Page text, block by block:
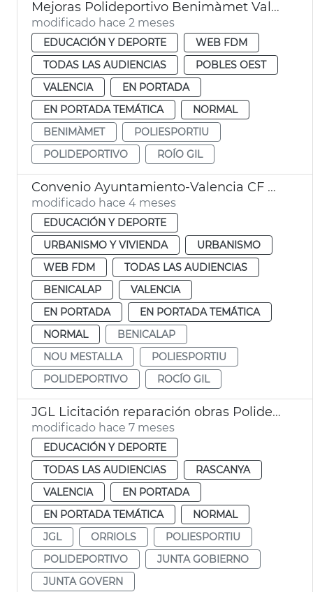
Mejoras Polideportivo Benimàmet València
modificado hace 2 meses
EDUCACIÓN Y DEPORTE
WEB FDM
TODAS LAS AUDIENCIAS
POBLES OEST
VALENCIA
EN PORTADA
EN PORTADA TEMÁTICA
NORMAL
BENIMÀMET
POLIESPORTIU
POLIDEPORTIVO
ROÍO GIL
Convenio Ayuntamiento-Valencia CF Polideportivo Benicalap
modificado hace 4 meses
EDUCACIÓN Y DEPORTE
URBANISMO Y VIVIENDA
URBANISMO
WEB FDM
TODAS LAS AUDIENCIAS
BENICALAP
VALENCIA
EN PORTADA
EN PORTADA TEMÁTICA
NORMAL
BENICALAP
NOU MESTALLA
POLIESPORTIU
POLIDEPORTIVO
ROCÍO GIL
JGL Licitación reparación obras Polideportivo Orriols València
modificado hace 7 meses
EDUCACIÓN Y DEPORTE
TODAS LAS AUDIENCIAS
RASCANYA
VALENCIA
EN PORTADA
EN PORTADA TEMÁTICA
NORMAL
JGL
ORRIOLS
POLIESPORTIU
POLIDEPORTIVO
JUNTA GOBIERNO
JUNTA GOVERN